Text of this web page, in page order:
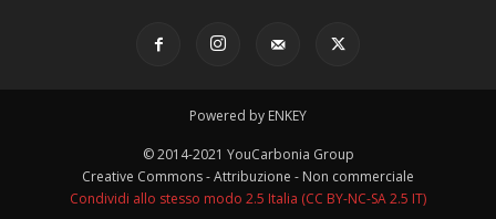
Powered by ENKEY
© 2014-2021 YouCarbonia Group
Creative Commons - Attribuzione - Non commerciale
Condividi allo stesso modo 2.5 Italia (CC BY-NC-SA 2.5 IT)